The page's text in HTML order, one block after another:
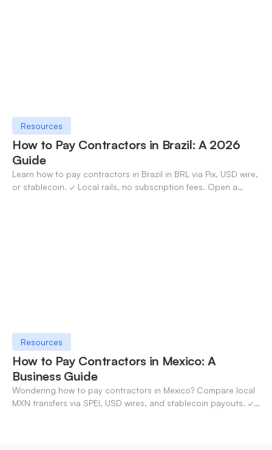
Resources
How to Pay Contractors in Brazil: A 2026
Guide
Learn how to pay contractors in Brazil in BRL via Pix, USD wire,
or stablecoin. ✓ Local rails, no subscription fees. Open a
Resources
How to Pay Contractors in Mexico: A
Business Guide
Wondering how to pay contractors in Mexico? Compare local
MXN transfers via SPEI, USD wires, and stablecoin payouts. ✓